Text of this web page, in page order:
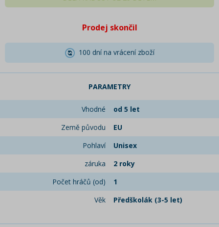
Prodej skončil
100 dní na vrácení zboží
PARAMETRY
Vhodné
od 5 let
Země původu
EU
Pohlaví
Unisex
záruka
2 roky
Počet hráčů (od)
1
Věk
Předškolák (3-5 let)